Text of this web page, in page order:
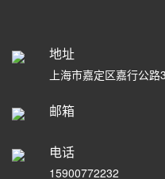
地址
上海市嘉定区嘉行公路
邮箱
电话
15900772232